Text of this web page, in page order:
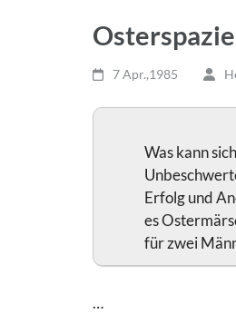
7 Apr.,1985
Was kann
Erfolg und
es
für zwei
…